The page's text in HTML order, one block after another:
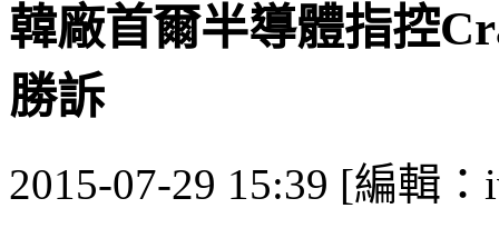
韓廠首爾半導體指控
勝訴
2015-07-29 15:39 [編輯：